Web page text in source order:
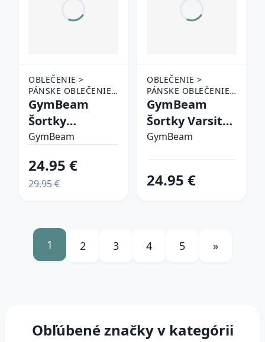
OBLEČENIE >
PÁNSKE OBLEČENIE
> ŠORTKY
GymBeam
Šortky
Limitless Black
GymBeam
24.95 €
29.95 €
OBLEČENIE >
PÁNSKE OBLEČENIE
> ŠORTKY
GymBeam
Šortky Varsity
Black XXL
GymBeam
24.95 €
1 2 3 4 5 »
Obľúbené značky v kategórii